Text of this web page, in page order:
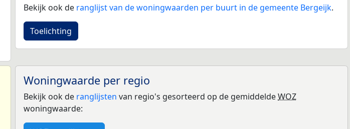
Bekijk ook de ranglijst van de woningwaarden per buurt in de gemeente Bergeijk.
Toelichting
Woningwaarde per regio
Bekijk ook de ranglijsten van regio's gesorteerd op de gemiddeldeWOZ
woningwaarde: